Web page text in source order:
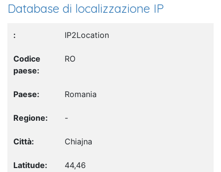
Database di localizzazione IP
IP2Location
RO
Romania
-
Chiajna
44,46